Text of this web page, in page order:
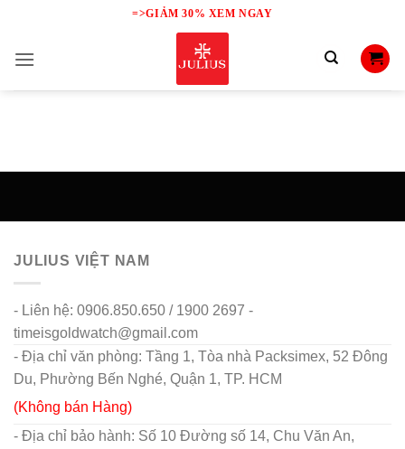
content
=>GIẢM 30% XEM NGAY
JULIUS VIỆT NAM
- Liên hệ: 0906.850.650 / 1900 2697 -
timeisgoldwatch@gmail.com
- Địa chỉ văn phòng: Tầng 1, Tòa nhà Packsimex, 52 Đông
Du, Phường Bến Nghé, Quận 1, TP. HCM
(Không bán Hàng)
- Địa chỉ bảo hành: Số 10 Đường số 14, Chu Văn An,